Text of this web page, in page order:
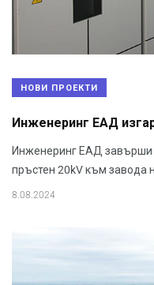
НОВИ ПРОЕКТИ
Инженеринг ЕАД
Инженеринг ЕАД завърши
пръстен 20kV към завода
8.08.2024